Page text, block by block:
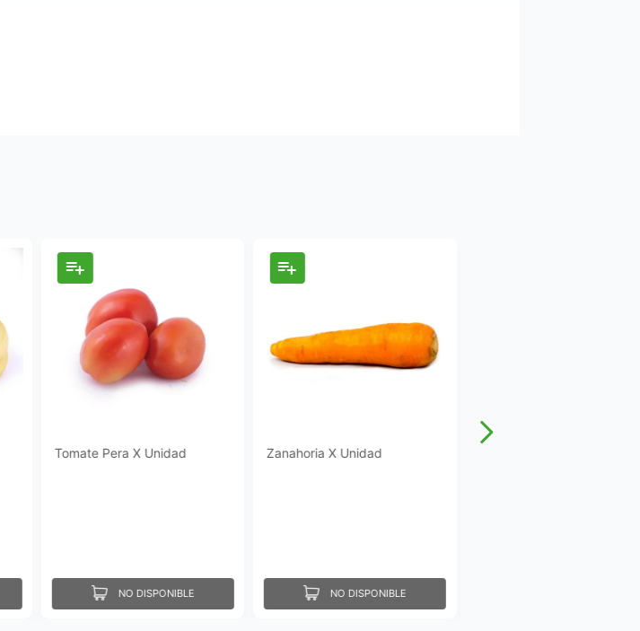
Tomate Pera X Unidad
NO DISPONIBLE
Zanahoria X Unidad
NO DISPONIBLE